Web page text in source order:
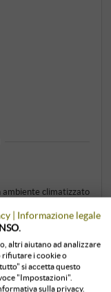
ambiente climatizzato
subito disponibile
| Informazione legale
altri aiutano ad analizzare
rifiutare i cookie o
si accetta questo
"Impostazioni".
sulla privacy.